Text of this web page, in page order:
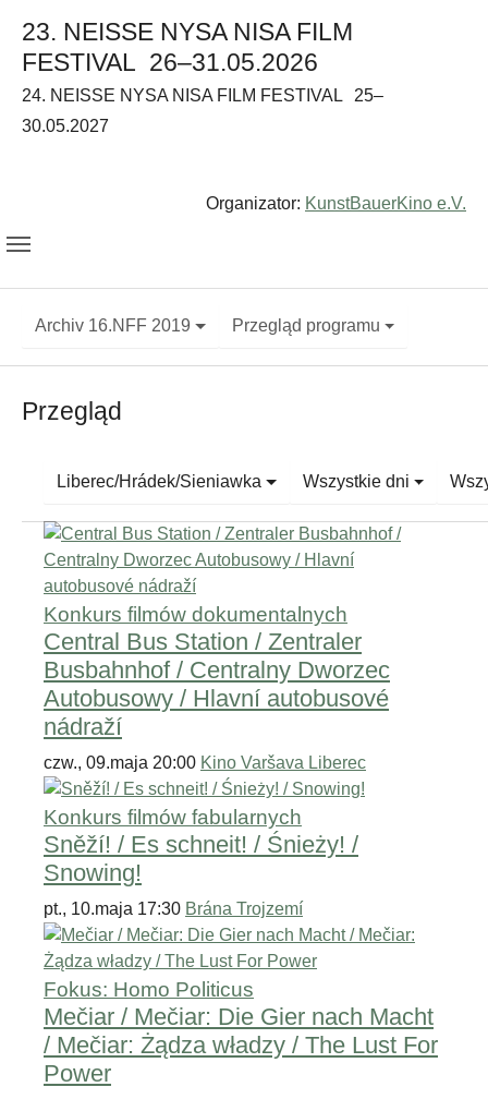
23. NEISSE NYSA NISA FILM
FESTIVAL 26–31.05.2026
24. NEISSE NYSA NISA FILM FESTIVAL
25–
30.05.2027
Organizator: KunstBauerKino e.V.
Archiv 16.NFF 2019 Przegląd programu
Przegląd
Liberec/Hrádek/Sieniawka Wszystkie dni
Konkurs filmów dokumentalnych
Central Bus Station / Zentraler
Busbahnhof / Centralny Dworzec
Autobusowy / Hlavní autobusové
nádraží
czw., 09.maja 20:00 Kino Varšava Liberec
Konkurs filmów fabularnych
Sněží! / Es schneit! / Śnieży! /
Snowing!
pt., 10.maja 17:30 Brána Trojzemí
Fokus: Homo Politicus
Mečiar / Mečiar: Die Gier nach Macht
/ Mečiar: Żądza władzy / The Lust For
Power